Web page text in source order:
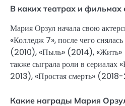
В каких театрах и
Мария Орзул начала свою
«Колледж 7», после чего
(2010), «Пыль» (2014),
также сыграла роли в сериалах
2013), «Простая смерть»
Какие награды Мария